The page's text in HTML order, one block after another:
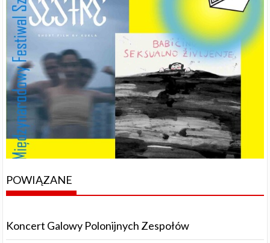
POWIĄZANE
Koncert Galowy Polonijnych Zespołów